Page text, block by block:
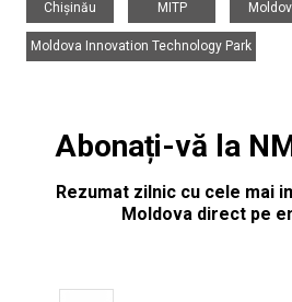
Chișinău
MITP
Moldova Innovation Technology Park
Abonați-vă la
Rezumat zilnic cu cele mai
Moldova direct pe